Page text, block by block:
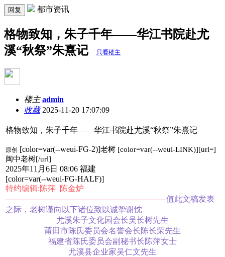
回复 都市资讯
格物致知，朱子千年——华江书院赴尤
溪“秋祭”朱熹记
只看楼主
楼主 admin
收藏2025-11-20 17:07:09
格物致知，朱子千年——华江书院赴尤溪“秋祭”朱熹记
原创 [color=var(--weui-FG-2)]老树 [color=var(--weui-LINK)][url=]
闽中老树[/url]
2025年11月6日 08:06 福建
[color=var(--weui-FG-HALF)]
特约编辑:陈萍 陈金炉
————————————————————值此文稿发表
之际，老树谨向以下诸位致以诚挚谢忱
尤溪朱子文化园会长吴长树先生
莆田市陈氏委员会名誉会长陈长荣先生
福建省陈氏委员会副秘书长陈萍女士
尤溪县企业家吴仁文先生